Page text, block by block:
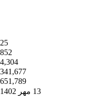
25
852
4,304
341,677
651,789
13 مهر 1402